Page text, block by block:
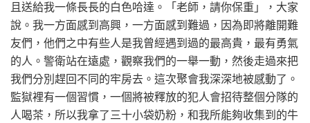
且送給我一條長長的白色哈達。「老師，請你保重」，大家
說。我一方面感到高興，一方面感到難過，因為即將離開難
友們，他們之中有些人是我曾經遇到過的最高貴，最有勇氣
的人。警衛站在遠處，觀察我們的一舉一動，然後走過來把
我們分別趕回不同的牢房去。這次聚會我深深地被感動了。
監獄裡有一個習慣，一個將被釋放的犯人會招待整個分隊的
人喝茶，所以我拿了三十小袋奶粉，和我所能夠收集到的牛